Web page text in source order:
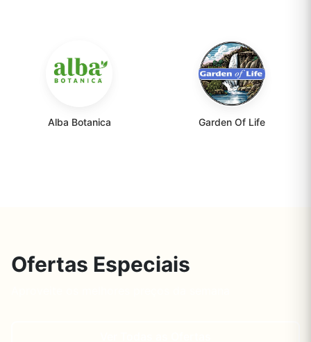
Alba Botanica Garden Of Life
Ofertas Especiais